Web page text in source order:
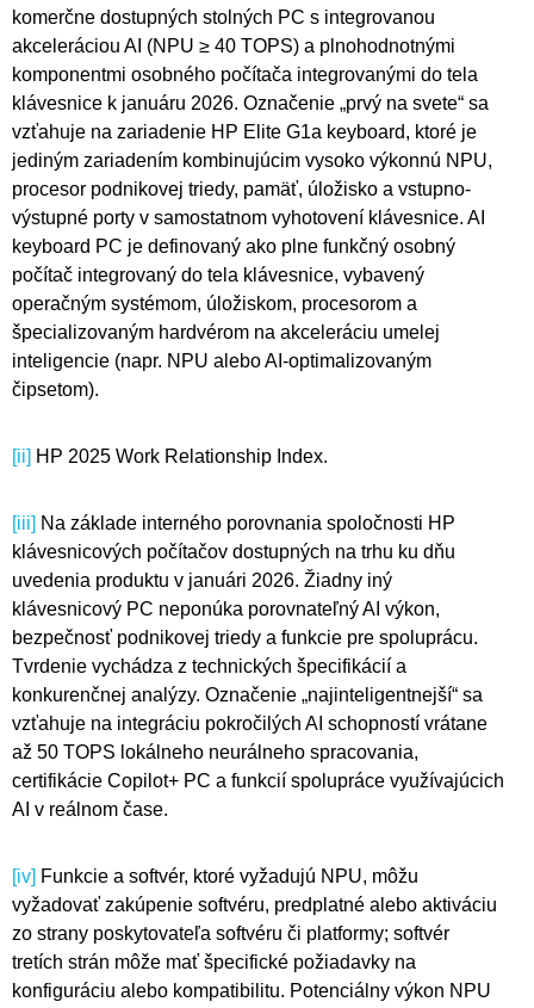
komerčne dostupných stolných PC s integrovanou
akceleráciou AI (NPU ≥ 40 TOPS) a plnohodnotnými
komponentmi osobného počítača integrovanými do tela
klávesnice k januáru 2026. Označenie „prvý na svete“ sa
vzťahuje na zariadenie HP Elite G1a keyboard, ktoré je
jediným zariadením kombinujúcim vysoko výkonnú NPU,
procesor podnikovej triedy, pamäť, úložisko a vstupno-
výstupné porty v samostatnom vyhotovení klávesnice. AI
keyboard PC je definovaný ako plne funkčný osobný
počítač integrovaný do tela klávesnice, vybavený
operačným systémom, úložiskom, procesorom a
špecializovaným hardvérom na akceleráciu umelej
inteligencie (napr. NPU alebo AI-optimalizovaným
čipsetom).
[ii] HP 2025 Work Relationship Index.
[iii] Na základe interného porovnania spoločnosti HP
klávesnicových počítačov dostupných na trhu ku dňu
uvedenia produktu v januári 2026. Žiadny iný
klávesnicový PC neponúka porovnateľný AI výkon,
bezpečnosť podnikovej triedy a funkcie pre spoluprácu.
Tvrdenie vychádza z technických špecifikácií a
konkurenčnej analýzy. Označenie „najinteligentnejší“ sa
vzťahuje na integráciu pokročilých AI schopností vrátane
až 50 TOPS lokálneho neurálneho spracovania,
certifikácie Copilot+ PC a funkcií spolupráce využívajúcich
AI v reálnom čase.
[iv] Funkcie a softvér, ktoré vyžadujú NPU, môžu
vyžadovať zakúpenie softvéru, predplatné alebo aktiváciu
zo strany poskytovateľa softvéru či platformy; softvér
tretích strán môže mať špecifické požiadavky na
konfiguráciu alebo kompatibilitu. Potenciálny výkon NPU